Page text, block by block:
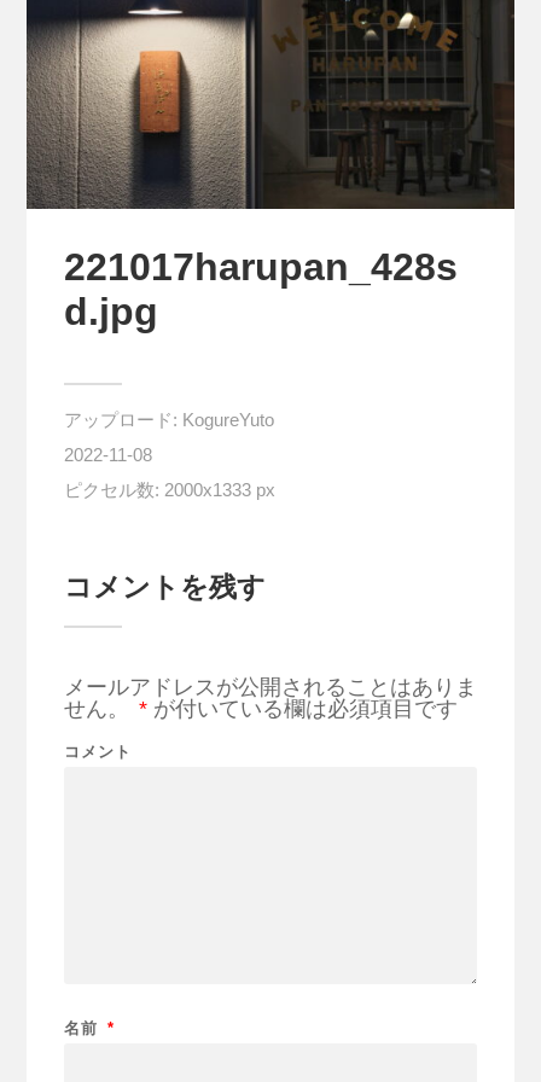
221017harupan_428s
d.jpg
アップロード: KogureYuto
2022-11-08
ピクセル数: 2000x1333 px
コメントを残す
メールアドレスが公開されることはありま
せん。
*が付いている欄は必須項目です
コメント
名前 *